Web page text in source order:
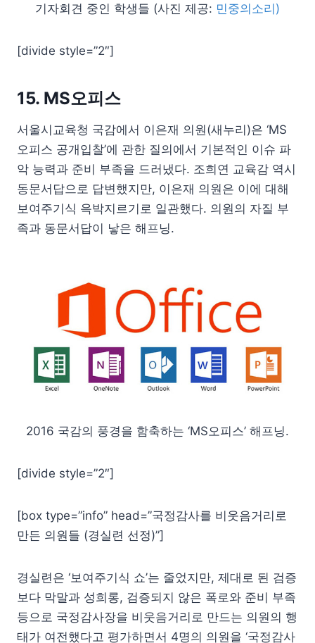
기자회견 중인 학생들 (사진 제공: 민중의소리)
[divide style=”2″]
15. MS오피스
서울시교육청 국감에서 이은재 의원(새누리)은 ‘MS
오피스 공개입찰’에 관한 질의에서 기본적인 이슈 파
악 능력과 준비 부족을 드러냈다. 조희연 교육감 역시
동문서답으로 답변했지만, 이은재 의원은 이에 대해
보여주기식 윽박지르기로 일관했다. 의원의 자질 부
족과 동문서답이 낳은 해프닝.
2016 국감의 풍경을 함축하는 ‘MS오피스’ 해프닝.
[divide style=”2″]
[box type=”info” head=”국정감사를 비웃음거리로
만든 의원들 (경실련 선정)”]
경실련은 ‘보여주기식 쇼’는 줄었지만, 제대로 된 검증
보다 막말과 성희롱, 검증되지 않은 폭로와 준비 부족
등으로 국정감사장을 비웃음거리로 만드는 의원의 행
태가 여전했다고 평가하면서 4명의 의원을 ‘국정감사